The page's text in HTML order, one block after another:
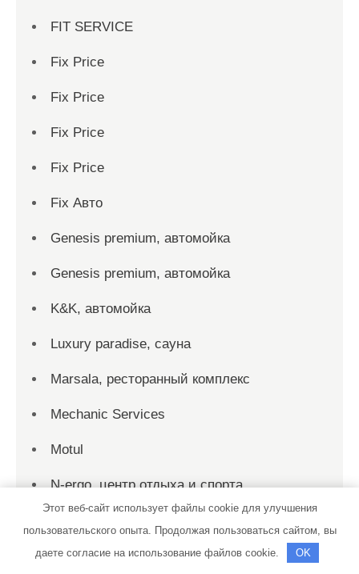
FIT SERVICE
Fix Price
Fix Price
Fix Price
Fix Price
Fix Авто
Genesis premium, автомойка
Genesis premium, автомойка
K&K, автомойка
Luxury paradise, сауна
Marsala, ресторанный комплекс
Mechanic Services
Motul
N-ergo, центр отдыха и спорта
Pandora
Этот веб-сайт использует файлы cookie для улучшения
пользовательского опыта. Продолжая пользоваться сайтом, вы
даете согласие на использование файлов cookie.
OK